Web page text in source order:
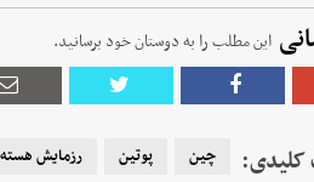
این مطلب را به دوستان خود برسانید.
کلیدی: چین پوتین رزمایش